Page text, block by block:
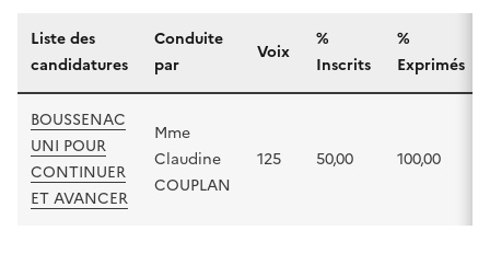
Liste des
candidatures
Conduite
par
Voix
%
Inscrits
%
Exprimés
BOUSSENAC
UNI POUR
CONTINUER
ET AVANCER
Mme
Claudine
COUPLAN
125 50,00 100,00